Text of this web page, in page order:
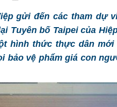
gửi đến các tham dự
Tuyên bố Taipei của
hình thức thực dân
bảo vệ phẩm giá con